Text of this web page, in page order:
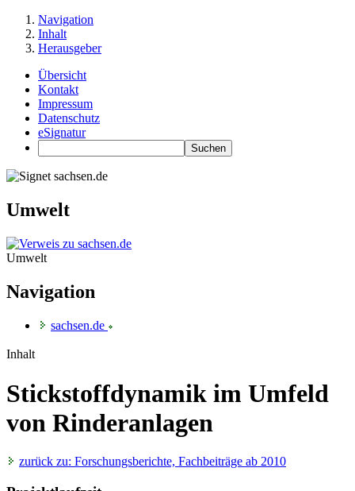
Navigation
Inhalt
Herausgeber
Übersicht
Kontakt
Impressum
Datenschutz
eSignatur
Umwelt
Umwelt
Navigation
sachsen.de
Inhalt
Stickstoffdynamik im Umfeld
von Rinderanlagen
zurück zu: Forschungsberichte, Fachbeiträge ab 2010